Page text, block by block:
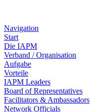
Navigation
Start
Die IAPM
Verband / Organisation
Aufgabe
Vorteile
IAPM Leaders
Board of Representatives
Facilitators & Ambassadors
Network Officials